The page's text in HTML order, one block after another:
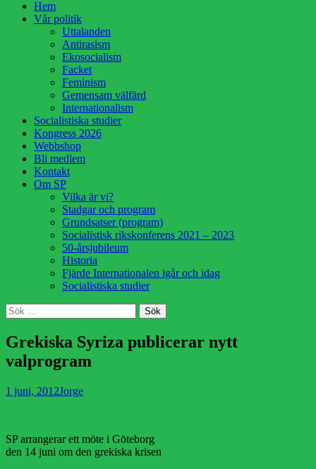
HoppaHem
Vår politik
Uttalanden
Antirasism
Ekosocialism
Facket
Feminism
Gemensam välfärd
Internationalism
Socialistiska studier
Kongress 2026
Webbshop
Bli medlem
Kontakt
Om SP
Vilka är vi?
Stadgar och program
Grundsatser (program)
Socialistisk rikskonferens 2021 – 2023
50-årsjubileum
Historia
Fjärde Internationalen igår och idag
Socialistiska studier
Sök
Sök
efter:
Grekiska Syriza publicerar nytt
valprogram
Publicerad
1 juni, 2012Författare
Jorge
SP arrangerar ett möte i Göteborg
den 14 juni om den grekiska krisen